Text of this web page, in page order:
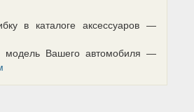
в каталоге аксессуаров —
модель Вашего автомобиля —